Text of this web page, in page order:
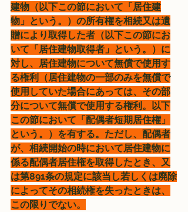
建物（以下この節において「居住建
物」という。）の所有権を相続又は遺
贈により取得した者（以下この節にお
いて「居住建物取得者」という。）に
対し、居住建物について無償で使用す
る権利（居住建物の一部のみを無償で
使用していた場合にあっては、その部
分について無償で使用する権利。以下
この節において「配偶者短期居住権」
という。）を有する。ただし、配偶者
が、相続開始の時において居住建物に
係る配偶者居住権を取得したとき、又
は第891条の規定に該当し若しくは廃除
によってその相続権を失ったときは、
この限りでない。